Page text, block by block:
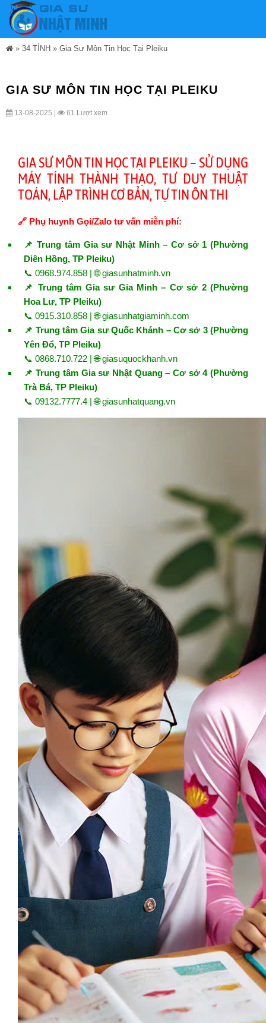
» 34 TỈNH » Gia Sư Môn Tin Học Tại Pleiku
GIA SƯ MÔN TIN HỌC TẠI PLEIKU
13-08-2025 | 61 Lượt xem
GIA SƯ MÔN TIN HỌC TẠI PLEIKU – SỬ DỤNG
MÁY TÍNH THÀNH THẠO, TƯ DUY THUẬT
TOÁN, LẬP TRÌNH CƠ BẢN, TỰ TIN ÔN THI
🔗 Phụ huynh Gọi/Zalo tư vấn miễn phí:
📌 Trung tâm Gia sư Nhật Minh – Cơ sở 1 (Phường
Diên Hồng, TP Pleiku)
📞 0968.974.858 | 🌐giasunhatminh.vn
📌 Trung tâm Gia sư Gia Minh – Cơ sở 2 (Phường
Hoa Lư, TP Pleiku)
📞 0915.310.858 | 🌐giasunhatgiaminh.com
📌 Trung tâm Gia sư Quốc Khánh – Cơ sở 3 (Phường
Yên Đổ, TP Pleiku)
📞 0868.710.722 | 🌐giasuquockhanh.vn
📌 Trung tâm Gia sư Nhật Quang – Cơ sở 4 (Phường
Trà Bá, TP Pleiku)
📞 09132.7777.4 | 🌐giasunhatquang.vn